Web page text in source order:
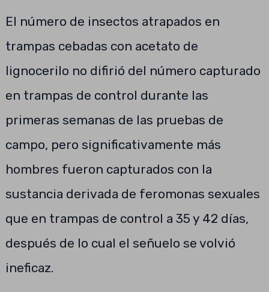
El número de insectos atrapados en
trampas cebadas con acetato de
lignocerilo no difirió del número capturado
en trampas de control durante las
primeras semanas de las pruebas de
campo, pero significativamente más
hombres fueron capturados con la
sustancia derivada de feromonas sexuales
que en trampas de control a 35 y 42 días,
después de lo cual el señuelo se volvió
ineficaz.